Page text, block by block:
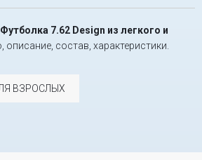
7.62 Design из легкого и
описание, состав, характеристики.
ВЗРОСЛЫХ